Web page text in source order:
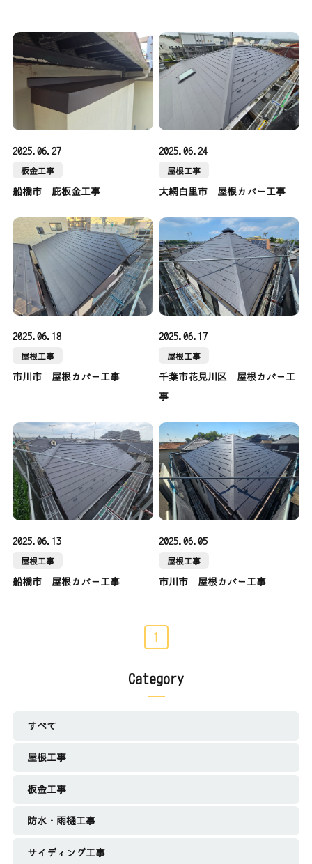
2025.06.27
板金工事
船橋市 庇板金工事
2025.06.24
屋根工事
大網白里市 屋根カバー工事
2025.06.18
屋根工事
市川市 屋根カバー工事
2025.06.17
屋根工事
千葉市花見川区 屋根カバー工
事
2025.06.13
屋根工事
船橋市 屋根カバー工事
2025.06.05
屋根工事
市川市 屋根カバー工事
1
Category
すべて
屋根工事
板金工事
防水・雨樋工事
サイディング工事